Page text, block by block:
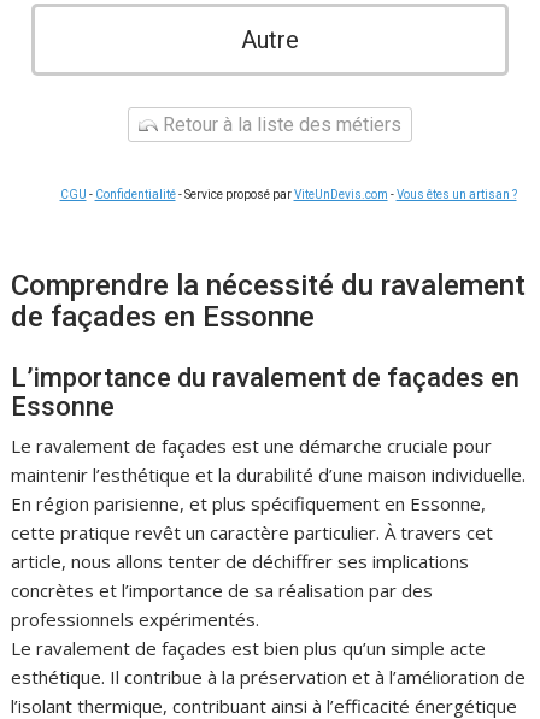
Autre
Retour à la liste des métiers
CGU - Confidentialité- Service proposé parViteUnDevis.com -Vous êtes un artisan ?
Comprendre la nécessité du ravalement
de façades en Essonne
L’importance du ravalement de façades en
Essonne
Le ravalement de façades est une démarche cruciale pour
maintenir l’esthétique et la durabilité d’une maison individuelle.
En région parisienne, et plus spécifiquement en Essonne,
cette pratique revêt un caractère particulier. À travers cet
article, nous allons tenter de déchiffrer ses implications
concrètes et l’importance de sa réalisation par des
professionnels expérimentés.
Le ravalement de façades est bien plus qu’un simple acte
esthétique. Il contribue à la préservation et à l’amélioration de
l’isolant thermique, contribuant ainsi à l’efficacité énergétique